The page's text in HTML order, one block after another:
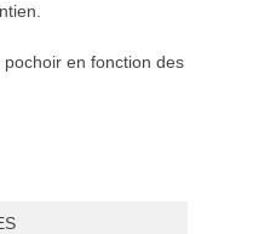
en fonction des